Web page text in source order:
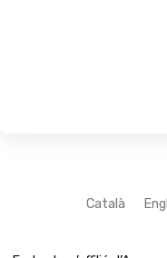
Català